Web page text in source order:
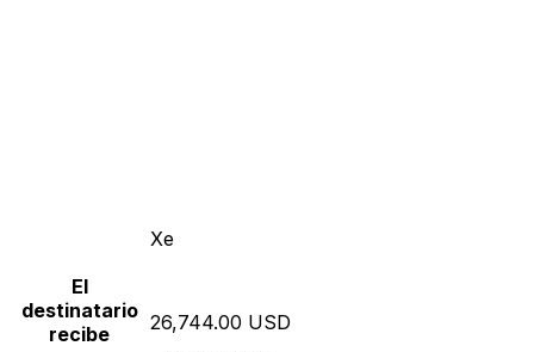
Xe
El
destinatario
recibe
26,744.00 USD